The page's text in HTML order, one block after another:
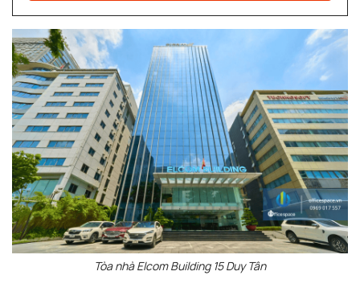
Tòa nhà Elcom Building 15 Duy Tân